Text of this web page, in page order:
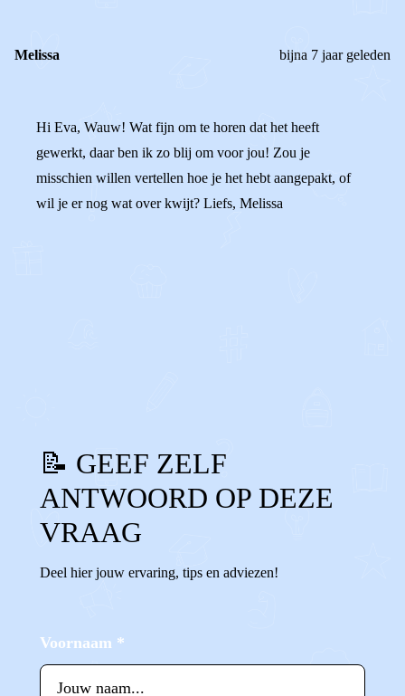
Melissa bijna 7 jaar geleden
Hi Eva, Wauw! Wat fijn om te horen dat het heeft
gewerkt, daar ben ik zo blij om voor jou! Zou je
misschien willen vertellen hoe je het hebt aangepakt, of
wil je er nog wat over kwijt? Liefs, Melissa
📝 GEEF ZELF
ANTWOORD OP DEZE
VRAAG
Deel hier jouw ervaring, tips en adviezen!
Voornaam *